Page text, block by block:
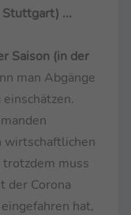
...
Saison (in der
man Abgänge
wirtschaftlichen
muss
der Corona
hat,